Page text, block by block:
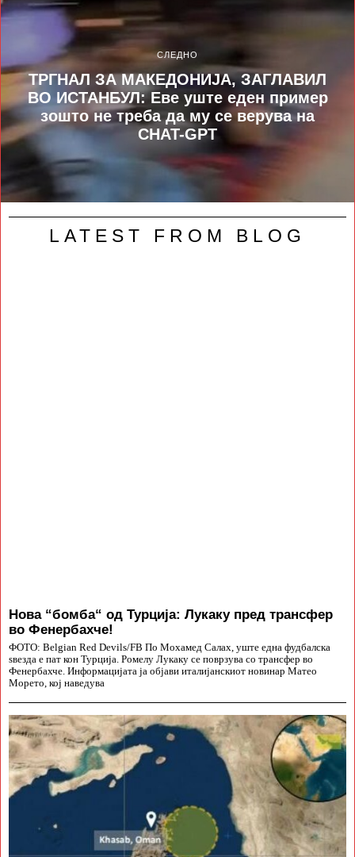
СЛЕДНО
ТРГНАЛ ЗА МАКЕДОНИЈА, ЗАГЛАВИЛ
ВО ИСТАНБУЛ: Еве уште еден пример
зошто не треба да му се верува на
CHAT-GPT
LATEST FROM BLOG
Нова “бомба“ од Турција: Лукаку пред трансфер
во Фенербахче!
ФОТО: Belgian Red Devils/FB По Мохамед Салах, уште една фудбалска
ѕвезда е пат кон Турција. Ромелу Лукаку се поврзува со трансфер во
Фенербахче. Информацијата ја објави италијанскиот новинар Матео
Морето, кој наведува